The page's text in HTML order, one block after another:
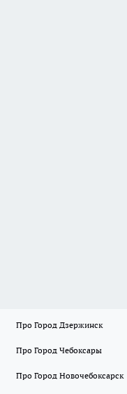
Про Город Дзержинск
Про Город Чебоксары
Про Город Новочебоксарск